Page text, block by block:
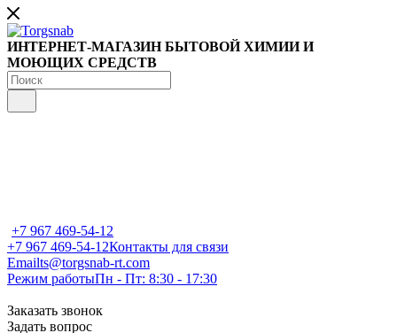
ИНТЕРНЕТ-МАГАЗИН БЫТОВОЙ ХИМИИ И
МОЮЩИХ СРЕДСТВ
+7 967 469-54-12
+7 967 469-54-12Контакты для связи
Emailts@torgsnab-rt.com
Режим работыПн - Пт: 8:30 - 17:30
Заказать звонок
Задать вопрос